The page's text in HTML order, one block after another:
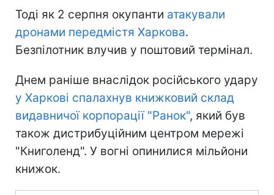
Тоді як 2 серпня окупанти атакували
дронами передмістя Харкова.
Безпілотник влучив у поштовий термінал.
Днем раніше внаслідок російського удару
у Харкові спалахнув книжковий склад
видавничої корпорації "Ранок", який був
також дистрибуційним центром мережі
"Книголенд". У вогні опинилися мільйони
книжок.